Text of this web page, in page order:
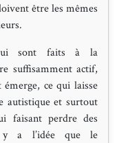
être les mêmes
sont faits à la
suffisamment actif,
ce qui laisse
autistique et surtout
faisant perdre des
y a l’idée que le